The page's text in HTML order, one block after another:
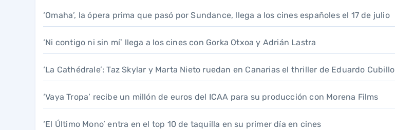
‘Omaha’, la ópera prima que pasó por Sundance, llega a los cines españoles el 17 de julio
‘Ni contigo ni sin mí’ llega a los cines con Gorka Otxoa y Adrián Lastra
‘La Cathédrale’: Taz Skylar y Marta Nieto ruedan en Canarias el thriller de Eduardo Cubillo
‘Vaya Tropa’ recibe un millón de euros del ICAA para su producción con Morena Films
‘El Último Mono’ entra en el top 10 de taquilla en su primer día en cines